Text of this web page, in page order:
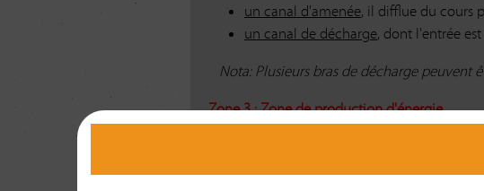
un canal d'amenée, il difflue du cours
un canal de décharge, dont l'entrée
Nota: Plusieurs bras de décharge peuvent
Zone 3 : Zone de production d'énergie
, permet la